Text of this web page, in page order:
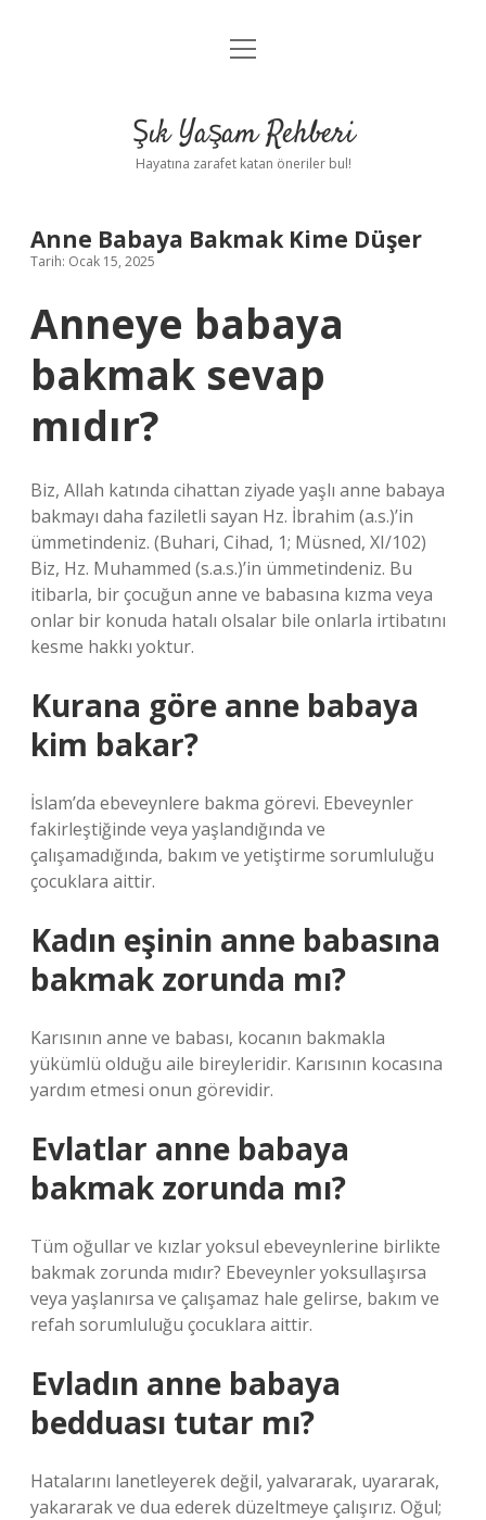
Anasayfa
Yasal Uyarı
menüyü
Şık Yaşam Rehberi
Hayatına zarafet katan öneriler bul!
Anne Babaya Bakmak Kime Düşer
Tarih: Ocak 15, 2025
Anneye babaya
bakmak sevap
mıdır?
Biz, Allah katında cihattan ziyade yaşlı anne babaya
bakmayı daha faziletli sayan Hz. İbrahim (a.s.)’in
ümmetindeniz. (Buhari, Cihad, 1; Müsned, XI/102)
Biz, Hz. Muhammed (s.a.s.)’in ümmetindeniz. Bu
itibarla, bir çocuğun anne ve babasına kızma veya
onlar bir konuda hatalı olsalar bile onlarla irtibatını
kesme hakkı yoktur.
Kurana göre anne babaya
kim bakar?
İslam’da ebeveynlere bakma görevi. Ebeveynler
fakirleştiğinde veya yaşlandığında ve
çalışamadığında, bakım ve yetiştirme sorumluluğu
çocuklara aittir.
Kadın eşinin anne babasına
bakmak zorunda mı?
Karısının anne ve babası, kocanın bakmakla
yükümlü olduğu aile bireyleridir. Karısının kocasına
yardım etmesi onun görevidir.
Evlatlar anne babaya
bakmak zorunda mı?
Tüm oğullar ve kızlar yoksul ebeveynlerine birlikte
bakmak zorunda mıdır? Ebeveynler yoksullaşırsa
veya yaşlanırsa ve çalışamaz hale gelirse, bakım ve
refah sorumluluğu çocuklara aittir.
Evladın anne babaya
bedduası tutar mı?
Hatalarını lanetleyerek değil, yalvararak, uyararak,
yakararak ve dua ederek düzeltmeye çalışırız. Oğul;